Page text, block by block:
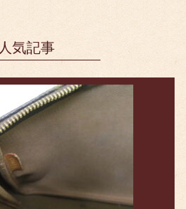
人気記事